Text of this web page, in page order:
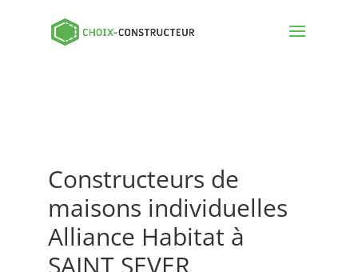
Constructeurs de
maisons individuelles
Alliance Habitat à
SAINT SEVER